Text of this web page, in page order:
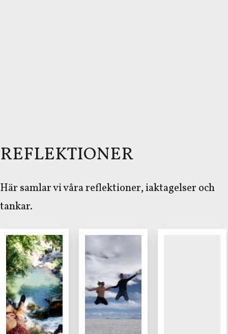
REFLEKTIONER
Här samlar vi våra reflektioner, iaktagelser och
tankar.